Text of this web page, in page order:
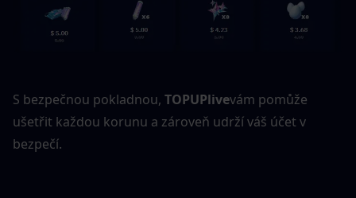
S bezpečnou pokladnou, TOPUPlivevám pomůže
ušetřit každou korunu a zároveň udrží váš účet v
bezpečí.